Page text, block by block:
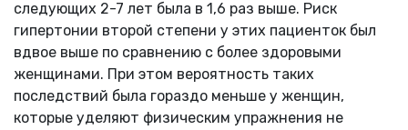
следующих 2-7 лет была в 1,6 раз выше. Риск
гипертонии второй степени у этих пациенток был
вдвое выше по сравнению с более здоровыми
женщинами. При этом вероятность таких
последствий была гораздо меньше у женщин,
которые уделяют физическим упражнения не